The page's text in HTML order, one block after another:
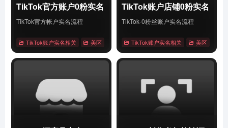
TikTok官方账户0粉实名
TikTok官方帐户实名流程
TikTok账户实名相关 美区 # Tiktok # 账户0粉实名 # 账户实名
详情
TikTok账户店铺0粉实名
TikTok-0粉丝账户实名流程
TikTok账户实名相关 美区
详情